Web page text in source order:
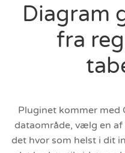
Diagram
fra
Pluginet kommer
dataområde, vælg en af
det hvor som helst i dit